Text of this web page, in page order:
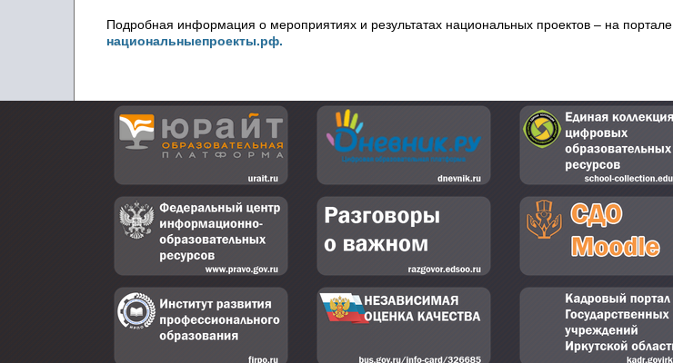
Подробная информация о мероприятиях и результатах национальных проектов – на портале
национальныепроекты.рф.